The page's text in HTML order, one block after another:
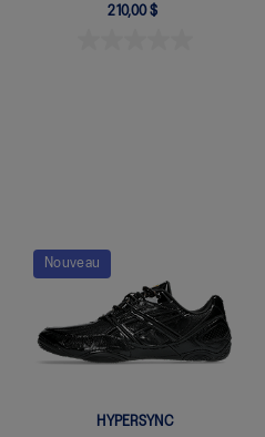
210,00 $
Quickview
Nouveau
HYPERSYNC